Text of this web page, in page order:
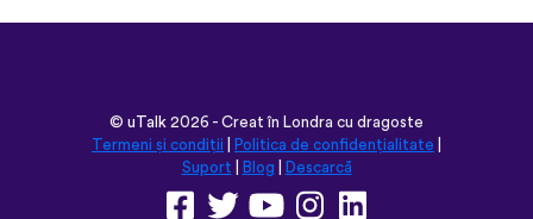
© uTalk 2026 - Creat în Londra cu dragoste
Termeni și condiții
Politica de confidențialitate
Suport
Blog Descarcă